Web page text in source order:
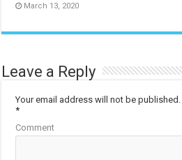
March 13, 2020
Leave a Reply
Your email address will not be published.
*
Comment